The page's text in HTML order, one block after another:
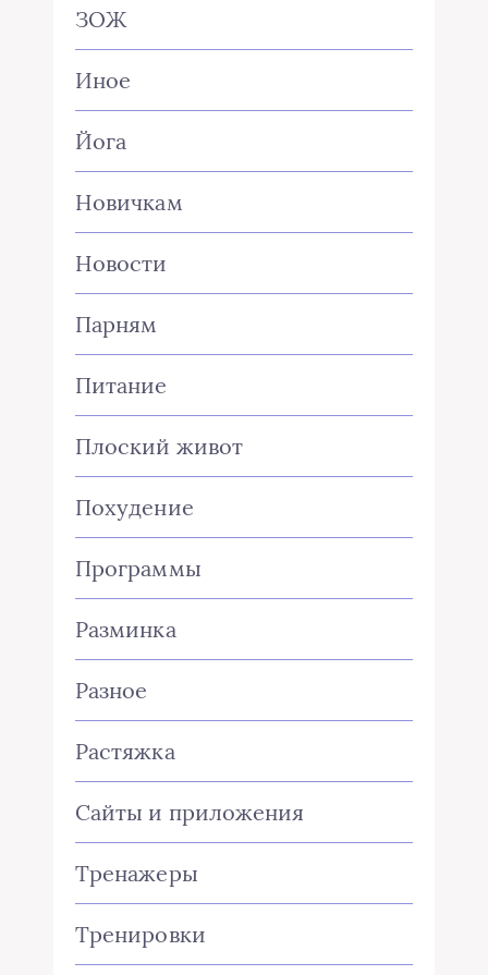
ЗОЖ
Иное
Йога
Новичкам
Новости
Парням
Питание
Плоский живот
Похудение
Программы
Разминка
Разное
Растяжка
Сайты и приложения
Тренажеры
Тренировки